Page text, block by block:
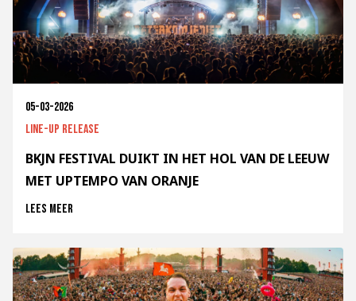
05-03-2026
Line-up release
BKJN FESTIVAL DUIKT IN HET HOL VAN DE LEEUW
MET UPTEMPO VAN ORANJE
Lees meer